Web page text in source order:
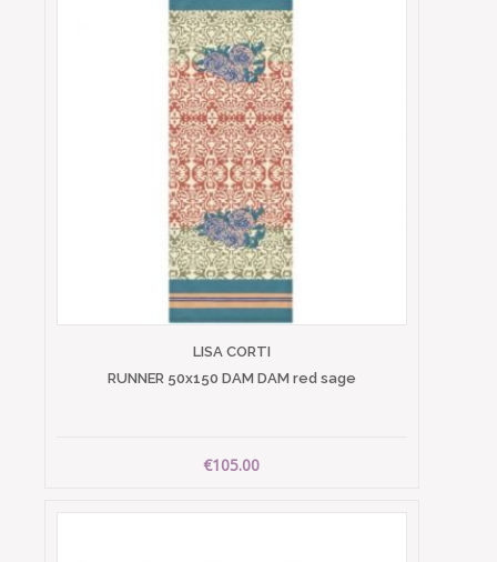
LISA CORTI
RUNNER 50x150 DAM DAM red sage
€105.00